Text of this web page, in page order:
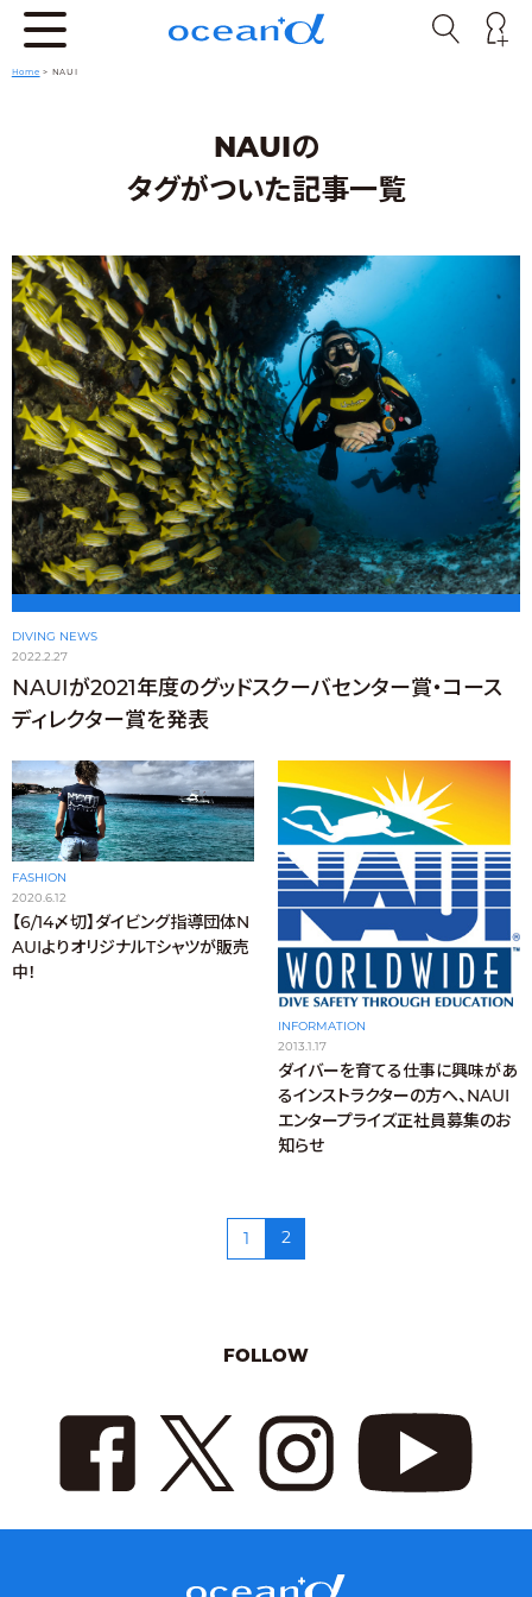
Home > NAUI
NAUIの
タグがついた記事一覧
DIVING NEWS
2022.2.27
NAUIが2021年度のグッドスクーバセンター賞・コース
ディレクター賞を発表
FASHION
2020.6.12
【6/14〆切】ダイビング指導団体N
AUIよりオリジナルTシャツが販売
中！
INFORMATION
2013.1.17
ダイバーを育てる仕事に興味があ
るインストラクターの方へ、NAUI
エンタープライズ正社員募集のお
知らせ
1 2
FOLLOW